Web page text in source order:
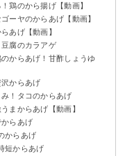
鶏のから揚げ【動画】
ーヤのからあげ【動画】
あげ【動画】
豆腐のカラアゲ
からあげ！甘酢しょうゆ
沢からあげ
！タコのからあげ
まからあげ【動画】
からあげ
からあげ
短からあげ